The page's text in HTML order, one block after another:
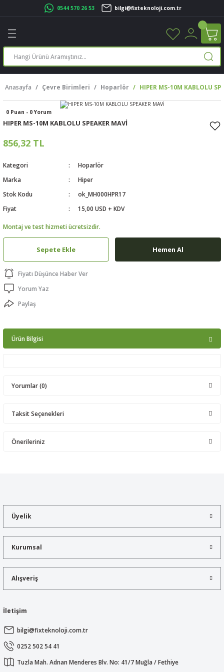
0544 570 26 53 bilgi@fixteknoloji.com.tr
Geri Dön
Geri Dön
Geri Dön
Yazıcı
Geri Dön
Geri Dön
Geri Dön
Geri Dön
Geri Dön
Anasayfa Çevre Birimleri Hoparlör HIPER MS-10M KABLOLU
0 Puan - 0 Yorum
HIPER MS-10M KABLOLU SPEAKER MAVİ
856,32 TL
Kategori
Hoparlör
Marka
Hiper
Stok Kodu
ok_MH000HPR17
Fiyat
15,00 USD + KDV
Montaj ve test hizmeti ücretsizdir.
Sepete Ekle Hemen Al
Fiyatı Düşünce Haber Ver
Yorum Yaz
Paylaş
Ürün Bilgisi
Yorumlar (0)
Taksit Seçenekleri
Önerileriniz
Ürün açıklamasında eksik bilgiler bulunuyor.
Ürün bilgilerinde hatalar bulunuyor.
Bu ürüne benzer farklı alternatifler olmalı.
Üyelik
Kurumsal
Alışveriş
İletişim
bilgi@fixteknoloji.com.tr
0252 502 54 41
Tuzla Mah. Adnan Menderes Blv. No: 41/7 Muğla / Fethiye